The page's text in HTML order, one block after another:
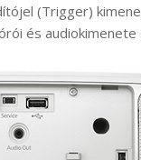
(Trigger)
és audiokimenete